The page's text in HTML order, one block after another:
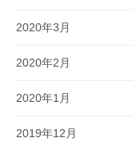
2020年3月
2020年2月
2020年1月
2019年12月